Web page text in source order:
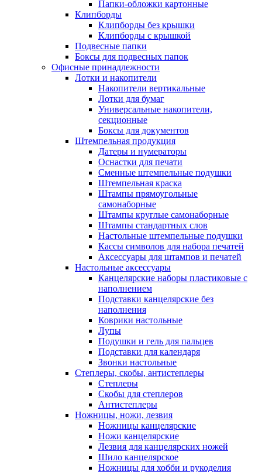
Папки-обложки картонные
Клипборды
Клипборды без крышки
Клипборды с крышкой
Подвесные папки
Боксы для подвесных папок
Офисные принадлежности
Лотки и накопители
Накопители вертикальные
Лотки для бумаг
Универсальные накопители,
секционные
Боксы для документов
Штемпельная продукция
Датеры и нумераторы
Оснастки для печати
Сменные штемпельные подушки
Штемпельная краска
Штампы прямоугольные
самонаборные
Штампы круглые самонаборные
Штампы стандартных слов
Настольные штемпельные подушки
Кассы символов для набора печатей
Аксессуары для штампов и печатей
Настольные аксессуары
Канцелярские наборы пластиковые с
наполнением
Подставки канцелярские без
наполнения
Коврики настольные
Лупы
Подушки и гель для пальцев
Подставки для календаря
Звонки настольные
Степлеры, скобы, антистеплеры
Степлеры
Скобы для степлеров
Антистеплеры
Ножницы, ножи, лезвия
Ножницы канцелярские
Ножи канцелярские
Лезвия для канцелярских ножей
Шило канцелярское
Ножницы для хобби и рукоделия